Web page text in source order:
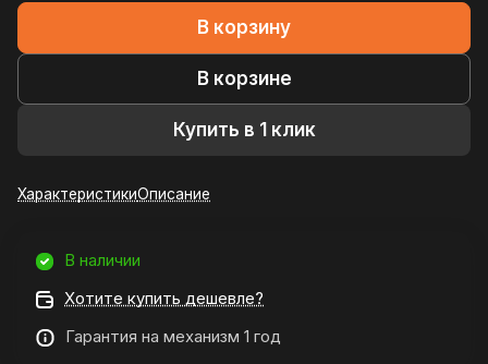
В корзину
В корзине
Купить в 1 клик
ХарактеристикиОписание
В наличии
Хотите купить дешевле?
Гарантия на механизм 1 год